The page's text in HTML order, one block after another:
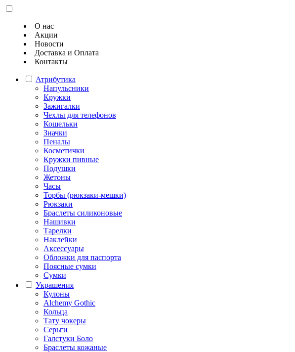
О нас
Акции
Новости
Доставка и Оплата
Контакты
Атрибутика
Напульсники
Кружки
Зажигалки
Чехлы для телефонов
Кошельки
Значки
Пеналы
Косметички
Кружки пивные
Подушки
Жетоны
Часы
Торбы (рюкзаки-мешки)
Рюкзаки
Браслеты силиконовые
Нашивки
Тарелки
Наклейки
Аксессуары
Обложки для паспорта
Поясные сумки
Сумки
Украшения
Кулоны
Alchemy Gothic
Кольца
Тату чокеры
Серьги
Галстуки Боло
Браслеты кожаные